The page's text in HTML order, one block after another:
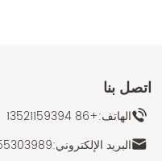
اتصل بنا
الهاتف:+86 13521159394
البريد الإلكتروني: